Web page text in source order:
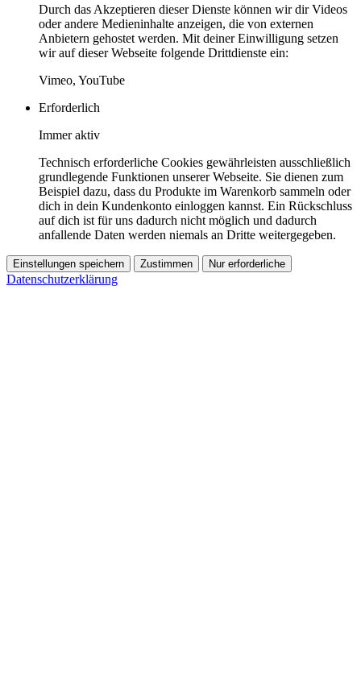
Durch das Akzeptieren dieser Dienste können wir dir Videos
oder andere Medieninhalte anzeigen, die von externen
Anbietern gehostet werden. Mit deiner Einwilligung setzen
wir auf dieser Webseite folgende Drittdienste ein:
Vimeo, YouTube
Erforderlich
Immer aktiv
Technisch erforderliche Cookies gewährleisten ausschließlich
grundlegende Funktionen unserer Webseite. Sie dienen zum
Beispiel dazu, dass du Produkte im Warenkorb sammeln oder
dich in dein Kundenkonto einloggen kannst. Ein Rückschluss
auf dich ist für uns dadurch nicht möglich und dadurch
anfallende Daten werden niemals an Dritte weitergegeben.
Einstellungen speichern Zustimmen Nur erforderliche
Datenschutzerklärung